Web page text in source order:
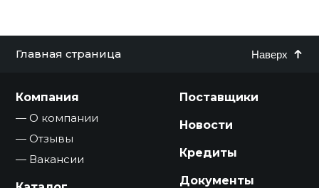
Главная страница Наверх
Компания
О компании
Отзывы
Вакансии
Поставщики
Новости
Кредиты
Документы